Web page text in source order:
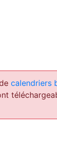
calendriers